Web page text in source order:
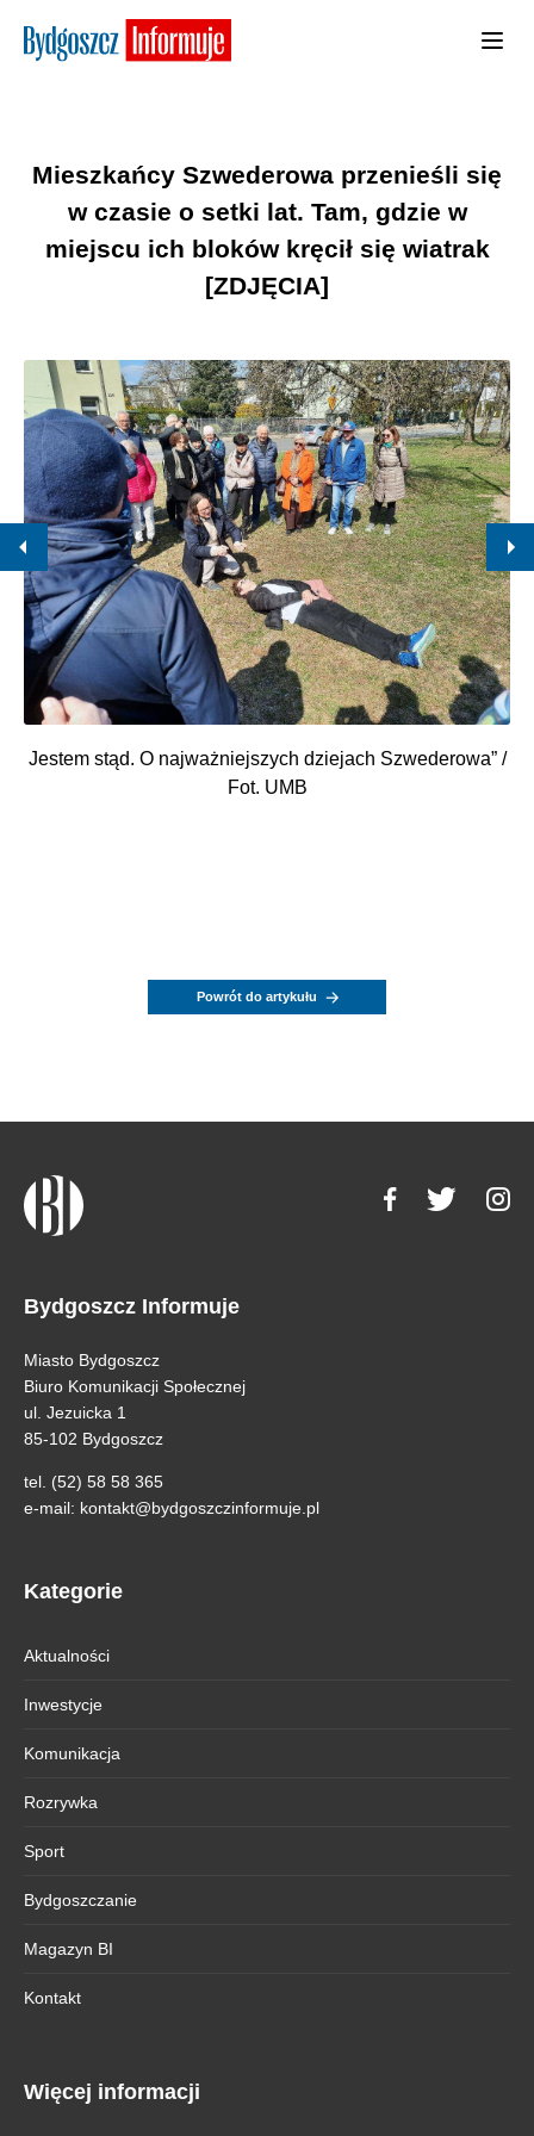
Mieszkańcy Szwederowa przenieśli się
w czasie o setki lat. Tam, gdzie w
miejscu ich bloków kręcił się wiatrak
[ZDJĘCIA]
Jestem stąd. O najważniejszych dziejach Szwederowa” /
Fot. UMB
Powrót do artykułu
Bydgoszcz Informuje
Miasto Bydgoszcz
Biuro Komunikacji Społecznej
ul. Jezuicka 1
85-102 Bydgoszcz
tel. (52) 58 58 365
e-mail: kontakt@bydgoszczinformuje.pl
Kategorie
Aktualności
Inwestycje
Komunikacja
Rozrywka
Sport
Bydgoszczanie
Magazyn BI
Kontakt
Więcej informacji